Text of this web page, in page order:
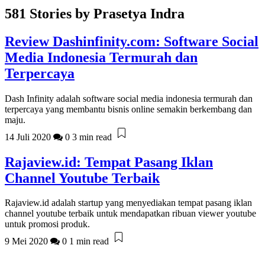
581 Stories by Prasetya Indra
Review Dashinfinity.com: Software Social
Media Indonesia Termurah dan
Terpercaya
Dash Infinity adalah software social media indonesia termurah dan
terpercaya yang membantu bisnis online semakin berkembang dan
maju.
14 Juli 2020
0 3 min read
Rajaview.id: Tempat Pasang Iklan
Channel Youtube Terbaik
Rajaview.id adalah startup yang menyediakan tempat pasang iklan
channel youtube terbaik untuk mendapatkan ribuan viewer youtube
untuk promosi produk.
9 Mei 2020
0 1 min read